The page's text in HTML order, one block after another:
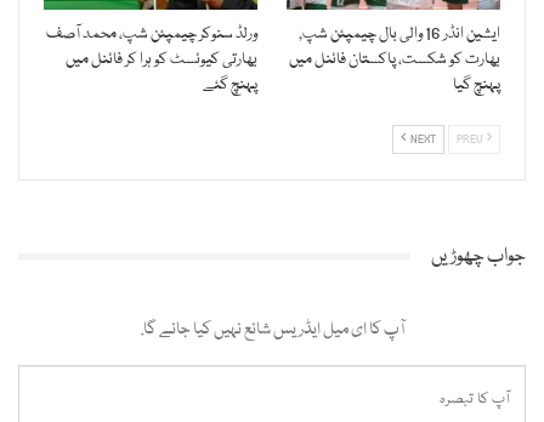
ایشین انڈر 16 والی بال چیمپئن شپ,
بھارت کو شکست، پاکستان فائنل میں
پہنچ گیا
ورلڈ سنوکر چیمپئن شپ، محمد آصف
بھارتی کیوئسٹ کو ہرا کر فائنل میں
پہنچ گئے
NEXT
جواب چھوڑیں
آپ کا ای میل ایڈریس شائع نہیں کیا جائے گا.